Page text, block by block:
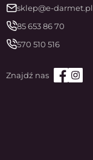
sklep@e-darmet.pl
85 653 86 70
570 510 516